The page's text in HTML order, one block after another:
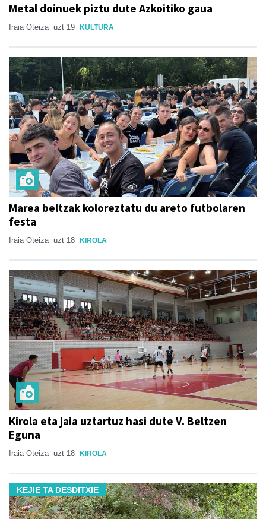
Metal doinuek piztu dute Azkoitiko gaua
Iraia Oteiza uzt 19 KULTURA
Marea beltzak koloreztatu du areto futbolaren
festa
Iraia Oteiza uzt 18 KIROLA
Kirola eta jaia uztartuz hasi dute V. Beltzen
Eguna
Iraia Oteiza uzt 18 KIROLA
KEJIE TA DESDITXIE